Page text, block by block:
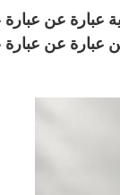
عبارة عن
عبارة عن